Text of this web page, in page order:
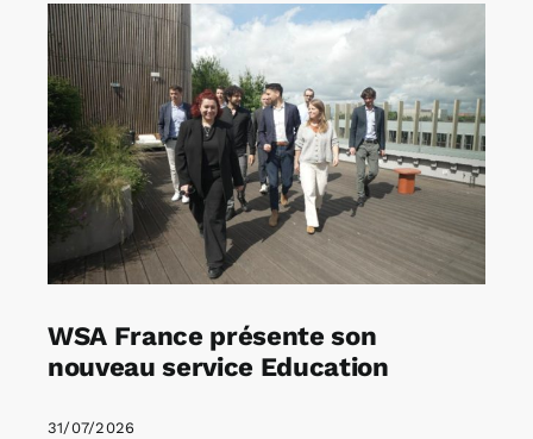
WSA France présente son
nouveau service Education
31/07/2026